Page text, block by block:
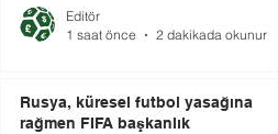
Editör
1 saat önce
2 dakikada okunur
Rusya, küresel futbol yasağına
rağmen FIFA başkanlık